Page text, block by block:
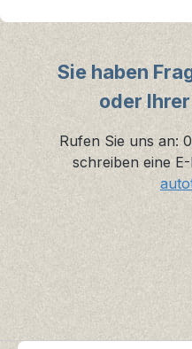
Sie haben
oder
Rufen Sie uns an:
schreiben eine